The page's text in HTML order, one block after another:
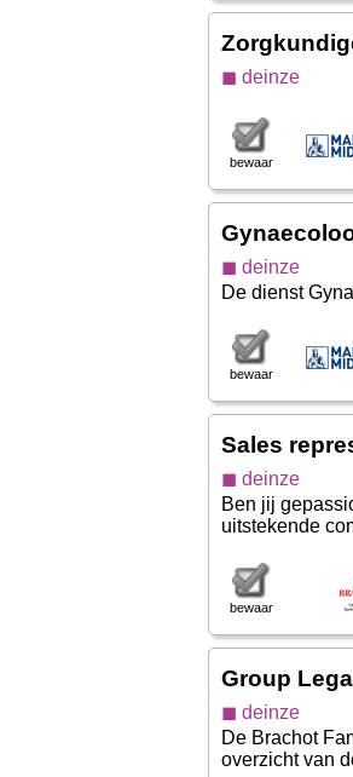
◼ deinze
bewaar
◼ deinze
De dienst
bewaar
Sales
◼ deinze
Ben jij
uitstekende
bewaar
Group
◼ deinze
De Brachot
overzicht van